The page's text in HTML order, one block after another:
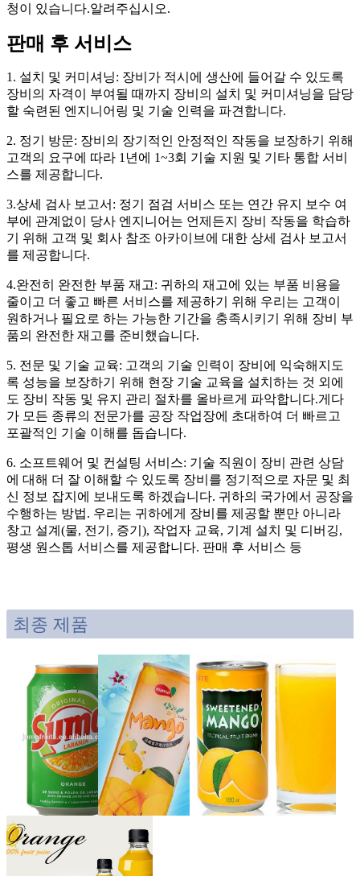
청이 있습니다.알려주십시오.
판매 후 서비스
1. 설치 및 커미셔닝: 장비가 적시에 생산에 들어갈 수 있도록
장비의 자격이 부여될 때까지 장비의 설치 및 커미셔닝을 담당
할 숙련된 엔지니어링 및 기술 인력을 파견합니다.
2. 정기 방문: 장비의 장기적인 안정적인 작동을 보장하기 위해
고객의 요구에 따라 1년에 1~3회 기술 지원 및 기타 통합 서비
스를 제공합니다.
3.상세 검사 보고서: 정기 점검 서비스 또는 연간 유지 보수 여
부에 관계없이 당사 엔지니어는 언제든지 장비 작동을 학습하
기 위해 고객 및 회사 참조 아카이브에 대한 상세 검사 보고서
를 제공합니다.
4.완전히 완전한 부품 재고: 귀하의 재고에 있는 부품 비용을
줄이고 더 좋고 빠른 서비스를 제공하기 위해 우리는 고객이
원하거나 필요로 하는 가능한 기간을 충족시키기 위해 장비 부
품의 완전한 재고를 준비했습니다.
5. 전문 및 기술 교육: 고객의 기술 인력이 장비에 익숙해지도
록 성능을 보장하기 위해 현장 기술 교육을 설치하는 것 외에
도 장비 작동 및 유지 관리 절차를 올바르게 파악합니다.게다
가 모든 종류의 전문가를 공장 작업장에 초대하여 더 빠르고
포괄적인 기술 이해를 돕습니다.
6. 소프트웨어 및 컨설팅 서비스: 기술 직원이 장비 관련 상담
에 대해 더 잘 이해할 수 있도록 장비를 정기적으로 자문 및 최
신 정보 잡지에 보내도록 하겠습니다. 귀하의 국가에서 공장을
수행하는 방법. 우리는 귀하에게 장비를 제공할 뿐만 아니라
창고 설계(물, 전기, 증기), 작업자 교육, 기계 설치 및 디버깅,
평생 원스톱 서비스를 제공합니다. 판매 후 서비스 등
최종 제품